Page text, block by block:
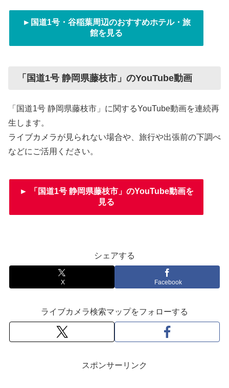
►国道1号・谷稲葉周辺のおすすめホテル・旅
館を見る
「国道1号 静岡県藤枝市」のYouTube動画
「国道1号 静岡県藤枝市」に関するYouTube動画を連続再
生します。
ライブカメラが見られない場合や、旅行や出張前の下調べ
などにご活用ください。
► 「国道1号 静岡県藤枝市」のYouTube動画を
見る
シェアする
X Facebook
ライブカメラ検索マップをフォローする
スポンサーリンク